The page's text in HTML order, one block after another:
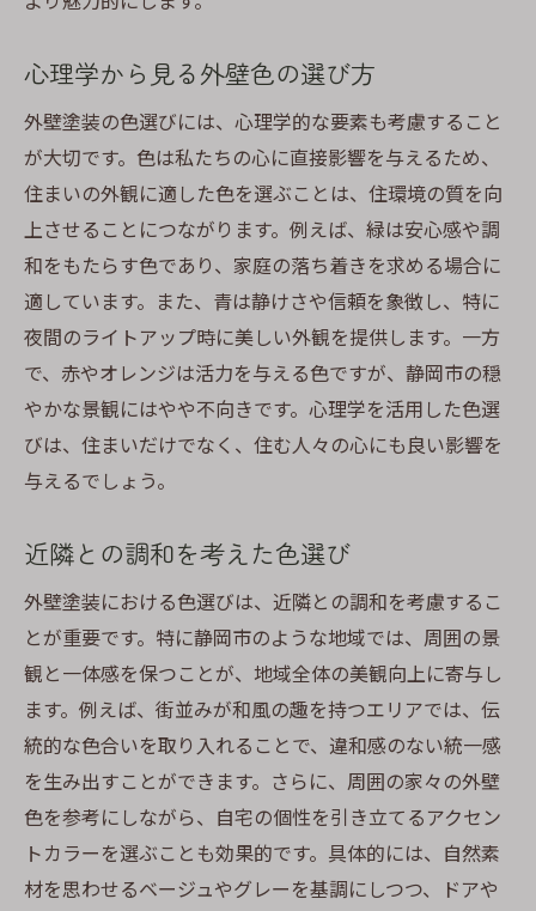
心理学から見る外壁色の選び方
外壁塗装の色選びには、心理学的な要素も考慮すること
が大切です。色は私たちの心に直接影響を与えるため、
住まいの外観に適した色を選ぶことは、住環境の質を向
上させることにつながります。例えば、緑は安心感や調
和をもたらす色であり、家庭の落ち着きを求める場合に
適しています。また、青は静けさや信頼を象徴し、特に
夜間のライトアップ時に美しい外観を提供します。一方
で、赤やオレンジは活力を与える色ですが、静岡市の穏
やかな景観にはやや不向きです。心理学を活用した色選
びは、住まいだけでなく、住む人々の心にも良い影響を
与えるでしょう。
近隣との調和を考えた色選び
外壁塗装における色選びは、近隣との調和を考慮するこ
とが重要です。特に静岡市のような地域では、周囲の景
観と一体感を保つことが、地域全体の美観向上に寄与し
ます。例えば、街並みが和風の趣を持つエリアでは、伝
統的な色合いを取り入れることで、違和感のない統一感
を生み出すことができます。さらに、周囲の家々の外壁
色を参考にしながら、自宅の個性を引き立てるアクセン
トカラーを選ぶことも効果的です。具体的には、自然素
材を思わせるベージュやグレーを基調にしつつ、ドアや